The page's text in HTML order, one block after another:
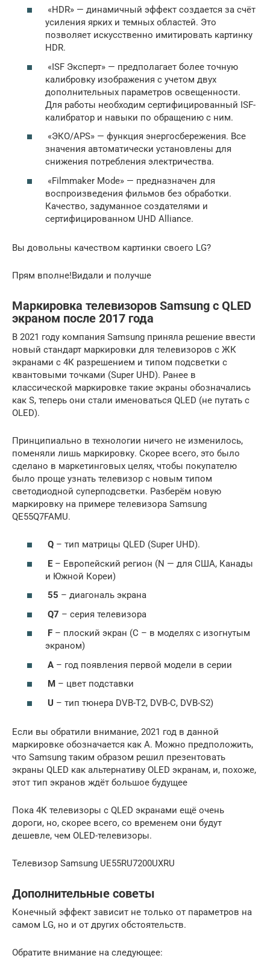
«HDR» — динамичный эффект создается за счёт
усиления ярких и темных областей. Это
позволяет искусственно имитировать картинку
HDR.
«ISF Эксперт» — предполагает более точную
калибровку изображения с учетом двух
дополнительных параметров освещенности.
Для работы необходим сертифицированный ISF-
калибратор и навыки по обращению с ним.
«ЭКО/APS» — функция энергосбережения. Все
значения автоматически установлены для
снижения потребления электричества.
«Filmmaker Mode» — предназначен для
воспроизведения фильмов без обработки.
Качество, задуманное создателями и
сертифицированном UHD Alliance.
Вы довольны качеством картинки своего LG?
Прям вполне!Видали и получше
Маркировка телевизоров Samsung с QLED
экраном после 2017 года
В 2021 году компания Samsung приняла решение ввести
новый стандарт маркировки для телевизоров с ЖК
экранами с 4К разрешением и типом подсветки с
квантовыми точками (Super UHD). Ранее в
классической маркировке такие экраны обозначались
как S, теперь они стали именоваться QLED (не путать с
OLED).
Принципиально в технологии ничего не изменилось,
поменяли лишь маркировку. Скорее всего, это было
сделано в маркетинговых целях, чтобы покупателю
было проще узнать телевизор с новым типом
светодиодной суперподсветки. Разберём новую
маркировку на примере телевизора Samsung
QE55Q7FAMU.
Q – тип матрицы QLED (Super UHD).
E – Европейский регион (N — для США, Канады
и Южной Кореи)
55 – диагональ экрана
Q7 – серия телевизора
F – плоский экран (C – в моделях с изогнутым
экраном)
A – год появления первой модели в серии
M – цвет подставки
U – тип тюнера DVB-T2, DVB-C, DVB-S2)
Если вы обратили внимание, 2021 год в данной
маркировке обозначается как А. Можно предположить,
что Samsung таким образом решил презентовать
экраны QLED как альтернативу OLED экранам, и, похоже,
этот тип экранов ждёт большое будущее
Пока 4К телевизоры с QLED экранами ещё очень
дороги, но, скорее всего, со временем они будут
дешевле, чем OLED-телевизоры.
Телевизор Samsung UE55RU7200UXRU
Дополнительные советы
Конечный эффект зависит не только от параметров на
самом LG, но и от других обстоятельств.
Обратите внимание на следующее: